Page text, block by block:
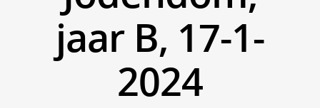
jaar B, 17-1-
2024